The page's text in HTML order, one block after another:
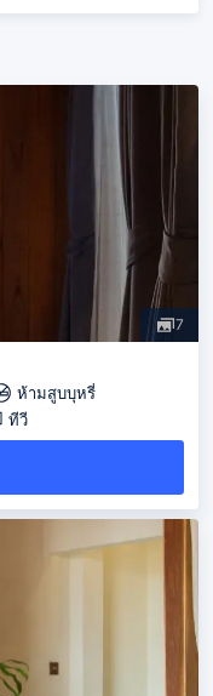
7
ห้ามสูบบุหรี่
ทีวี